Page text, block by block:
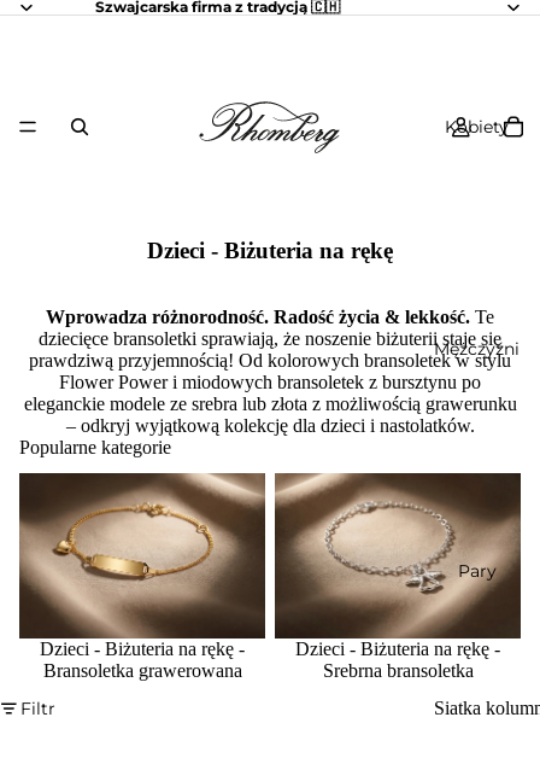
Szwajcarska firma z tradycją 🇨🇭
Kobiety
Mężczyźni
Pary
Dzieci - Biżuteria na rękę
Wprowadza różnorodność. Radość życia & lekkość. Te
dziecięce bransoletki sprawiają, że noszenie biżuterii staje się
prawdziwą przyjemnością! Od kolorowych bransoletek w stylu
Flower Power i miodowych bransoletek z bursztynu po
eleganckie modele ze srebra lub złota z możliwością grawerunku
– odkryj wyjątkową kolekcję dla dzieci i nastolatków.
Popularne kategorie
Dzieci - Biżuteria na rękę -
Bransoletka grawerowana
Dzieci - Biżuteria na rękę -
Bransoletka grawerowana
Dzieci - Biżuteria na rękę -
Srebrna bransoletka
Dzieci - Biżuteria na rękę -
Srebrna bransoletka
Filtr Siatka